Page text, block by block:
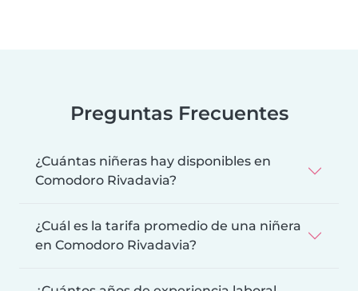
Preguntas Frecuentes
¿Cuántas niñeras hay disponibles en
Comodoro Rivadavia?
¿Cuál es la tarifa promedio de una niñera
en Comodoro Rivadavia?